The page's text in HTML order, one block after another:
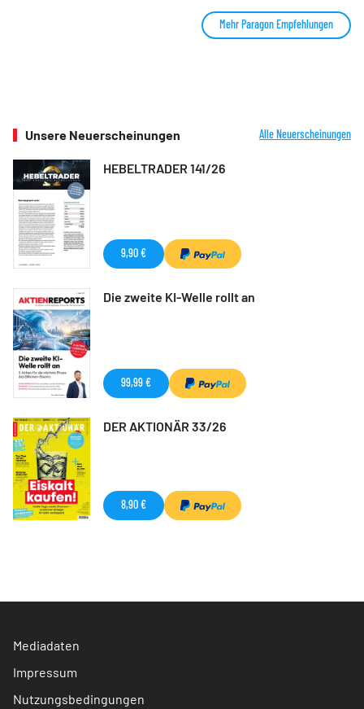
Mehr Paragon Empfehlungen
Unsere Neuerscheinungen Alle Neuerscheinungen
HEBELTRADER 141/26
9,90 €
Die zweite KI-Welle rollt an
99,99 €
DER AKTIONÄR 33/26
8,90 €
Mediadaten
Impressum
Nutzungsbedingungen